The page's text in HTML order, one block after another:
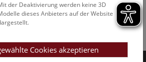
der Deaktivierung werden keine 3D
dieses Anbieters auf der Website
Cookies akzeptieren